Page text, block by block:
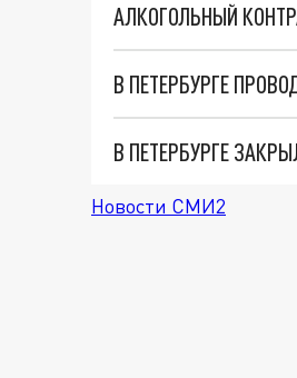
АЛКОГОЛЬНЫЙ
В ПЕТЕРБУРГЕ
В ПЕТЕРБУРГЕ
Новости СМИ2